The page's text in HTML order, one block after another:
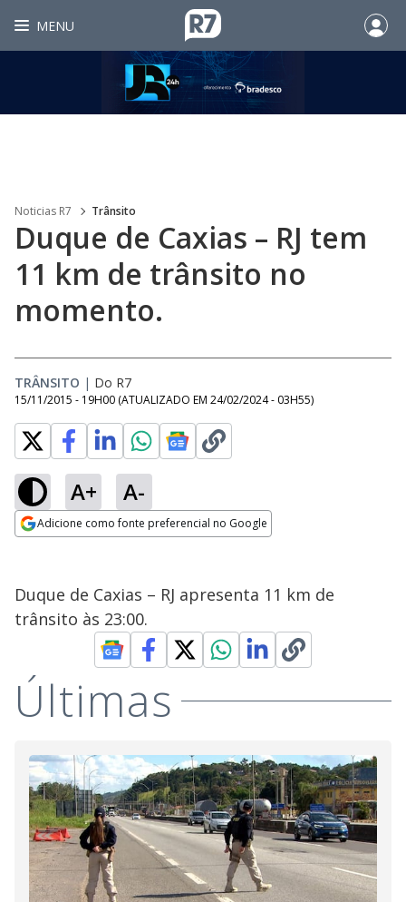
MENU
Noticias R7 Trânsito
Duque de Caxias – RJ tem
11 km de trânsito no
momento.
TRÂNSITO | Do R7
15/11/2015 - 19H00 (ATUALIZADO EM 24/02/2024 - 03H55)
A+ A-
Adicione como fonte preferencial no Google
Duque de Caxias – RJ apresenta 11 km de
trânsito às 23:00.
Últimas